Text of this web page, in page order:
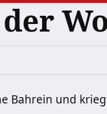
Bahrein und